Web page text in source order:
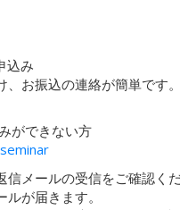
込み
、お振込の連絡が簡単です
ができない方
メールの受信をご確認く
が届きます。